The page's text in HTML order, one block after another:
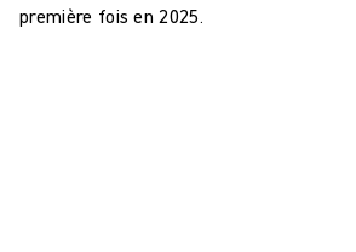
première fois en 2025.